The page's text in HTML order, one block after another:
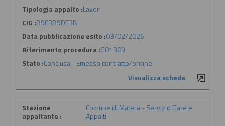
Tipologia appalto :Lavori
CIG :B9C3B9DE3B
Data pubblicazione esito :03/02/2026
Riferimento procedura :G01309
Stato :Conclusa - Emesso contratto/ordine
Visualizza scheda
Stazione
appaltante :
Comune di Matera - Servizio Gare e
Appalti